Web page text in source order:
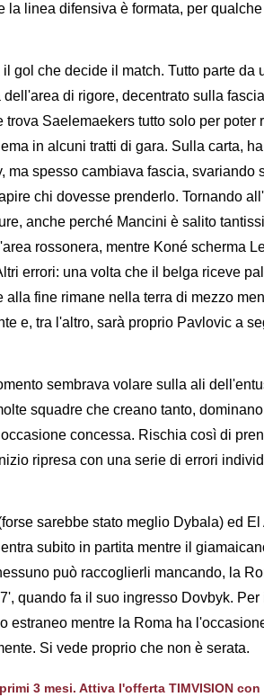
la linea difensiva è formata, per
gol che decide il match. Tutto parte da
di rigore, decentrato sulla
Saelemaekers tutto solo per poter
in alcuni tratti di gara. Sulla carta,
ma spesso cambiava fascia, svariando
chi dovesse prenderlo. Tornando
anche perché Mancini è salito
rossonera, mentre Koné scherma
errori: una volta che il belga riceve
fine rimane nella terra di mezzo
e, tra l'altro, sarà proprio Pavlovic a
sembrava volare sulla ali
squadre che creano tanto,
concessa. Rischia così di
ripresa con una serie di errori
sarebbe stato meglio Dybala) ed El
subito in partita mentre il
può raccoglierli mancando, la
quando fa il suo ingresso Dovbyk. Per
estraneo mentre la Roma ha
Si vede proprio che non è serata.
3 mesi. Attiva l'offerta TIMVISION con